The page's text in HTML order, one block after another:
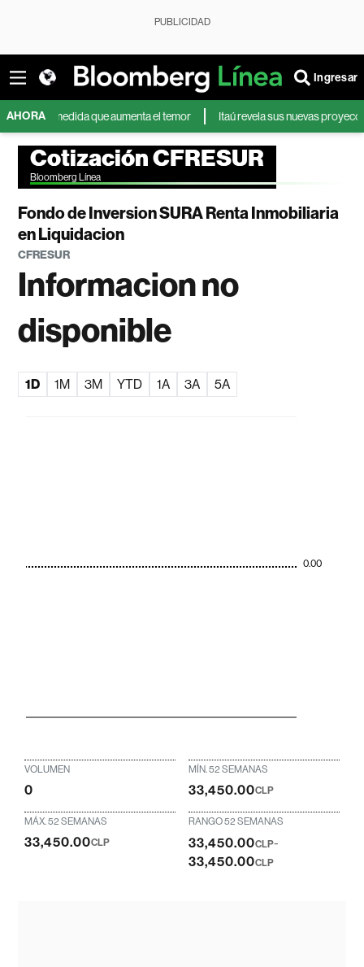
PUBLICIDAD
Ingresar
AHORA
a medida que aumenta el temor Itaú revela sus nuevas proyecciones
Cotización CFRESUR
Bloomberg Línea
Fondo de Inversion SURA Renta Inmobiliaria
en Liquidacion
CFRESUR
Informacion no
disponible
1D 1M 3M YTD 1A 3A 5A
0.00
VOLUMEN
0
MÍN. 52 SEMANAS
33,450.00CLP
MÁX. 52 SEMANAS
33,450.00CLP
RANGO 52 SEMANAS
33,450.00CLP-
33,450.00CLP